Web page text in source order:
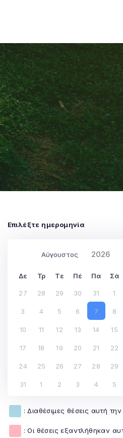
Επιλέξτε ημερομηνία
Δε Τρ Τε Πέ Πα Σά
27 28 29 30 31 1
3 4 5 6 7 8
10 11 12 13 14 15
17 18 19 20 21 22
24 25 26 27 28 29
31 1 2 3 4 5
: Διαθέσιμες θέσεις αυτή
: Οι θέσεις εξαντλήθηκαν